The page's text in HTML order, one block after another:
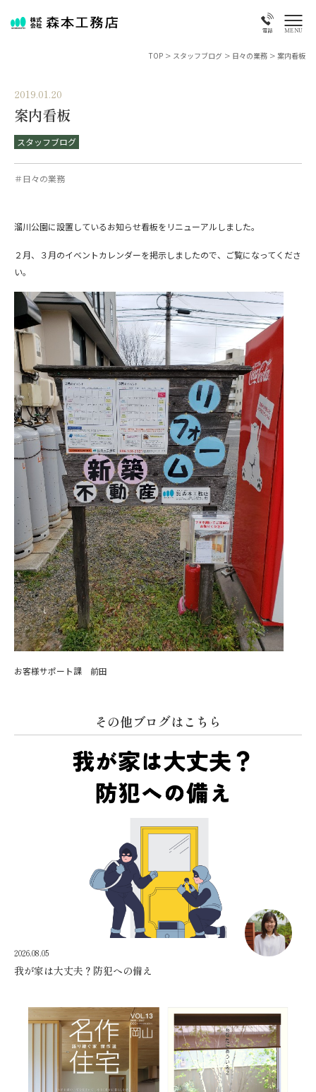
電話 MENU
TOP > スタッフブログ > 日々の業務 > 案内看板
2019.01.20
案内看板
スタッフブログ
＃日々の業務
溜川公園に設置しているお知らせ看板をリニューアルしました。
２月、３月のイベントカレンダーを掲示しましたので、ご覧になってくださ
い。
お客様サポート課 前田
その他ブログはこちら
2026.08.05
我が家は大丈夫？防犯への備え